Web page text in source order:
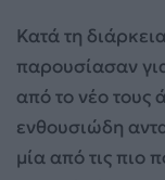
Κατά τη
παρουσίασαν
από το νέο τους
ενθουσιώδη
μία από τις πιο